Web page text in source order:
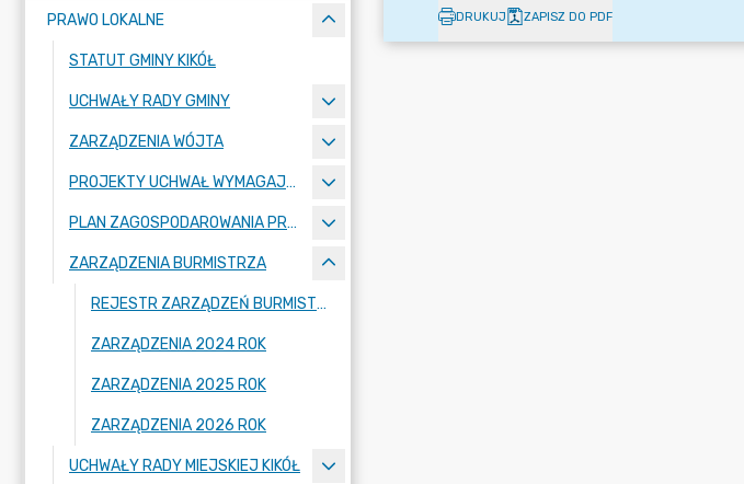
PRAWO LOKALNE
STATUT GMINY KIKÓŁ
UCHWAŁY RADY GMINY
ZARZĄDZENIA WÓJTA
PROJEKTY UCHWAŁ WYMAGAJĄCE KONSULTACJI
PLAN ZAGOSPODAROWANIA PRZESTRZENNEGO
ZARZĄDZENIA BURMISTRZA
REJESTR ZARZĄDZEŃ BURMISTRZA KIKOŁA
ZARZĄDZENIA 2024 ROK
ZARZĄDZENIA 2025 ROK
ZARZĄDZENIA 2026 ROK
UCHWAŁY RADY MIEJSKIEJ KIKÓŁ
DRUKUJ ZAPISZ DO PDF